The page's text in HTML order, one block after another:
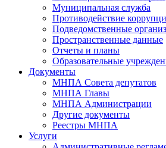
Муниципальная служба
Противодействие
Подведомственные
Пространственные данные
Отчеты и планы
Образовательные
Документы
МНПА Совета депутатов
МНПА Главы
МНПА Администрации
Другие документы
Реестры МНПА
Услуги